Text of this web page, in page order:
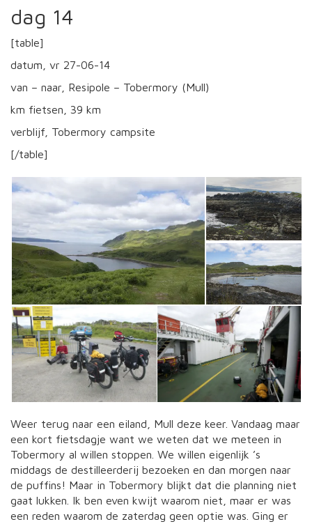
dag 14
[table]
datum, vr 27-06-14
van – naar, Resipole – Tobermory (Mull)
km fietsen, 39 km
verblijf, Tobermory campsite
[/table]
Weer terug naar een eiland, Mull deze keer. Vandaag maar
een kort fietsdagje want we weten dat we meteen in
Tobermory al willen stoppen. We willen eigenlijk ’s
middags de destilleerderij bezoeken en dan morgen naar
de puffins! Maar in Tobermory blijkt dat die planning niet
gaat lukken. Ik ben even kwijt waarom niet, maar er was
een reden waarom de zaterdag geen optie was. Ging er